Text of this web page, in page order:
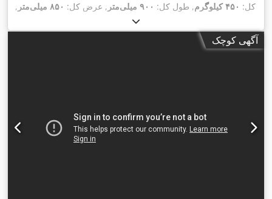
کل: ۴۵۰ کیلوگرم , طول کل: ۹۰۰ میلی‌متر , عرض کل: ۸۵۰ میلی‌متر
,
ارتفاع کل:۱٬۷۰۰ میلی‌متر
آگهی کوچک